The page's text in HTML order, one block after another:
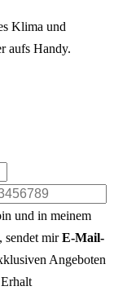
Klima und
aufs Handy.
und in meinem
sendet mirE-Mail-
Angeboten